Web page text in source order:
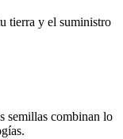
tierra y el suministro
semillas combinan lo